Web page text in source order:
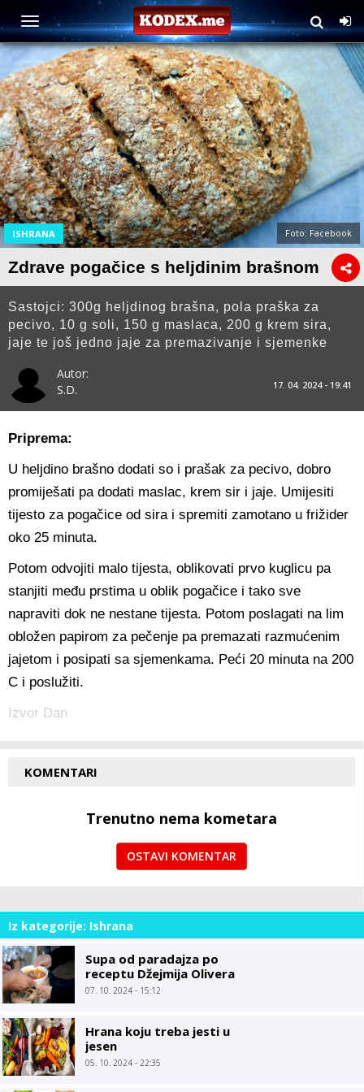
ISHRANA Foto: Facebook
Zdrave pogačice s heljdinim brašnom
Sastojci: 300g heljdinog brašna, pola praška za
pecivo, 10 g soli, 150 g maslaca, 200 g krem sira,
jaje te još jedno jaje za premazivanje i sjemenke
Autor:
S.D.
17. 04. 2024 - 19:41
Priprema:
U heljdino brašno dodati so i prašak za pecivo, dobro
promiješati pa dodati maslac, krem sir i jaje. Umijesiti
tijesto za pogačice od sira i spremiti zamotano u frižider
oko 25 minuta.
Potom odvojiti malo tijesta, oblikovati prvo kuglicu pa
stanjiti među prstima u oblik pogačice i tako sve
napraviti dok ne nestane tijesta. Potom poslagati na lim
obložen papirom za pečenje pa premazati razmućenim
jajetom i posipati sa sjemenkama. Peći 20 minuta na 200
C i poslužiti.
Izvor Dan
KOMENTARI
Trenutno nema kometara
OSTAVI KOMENTAR
Iz kategorije: Ishrana
Supa od paradajza po
receptu Džejmija Olivera
07. 10. 2024 - 15:12
Hrana koju treba jesti u
jesen
05. 10. 2024 - 22:35